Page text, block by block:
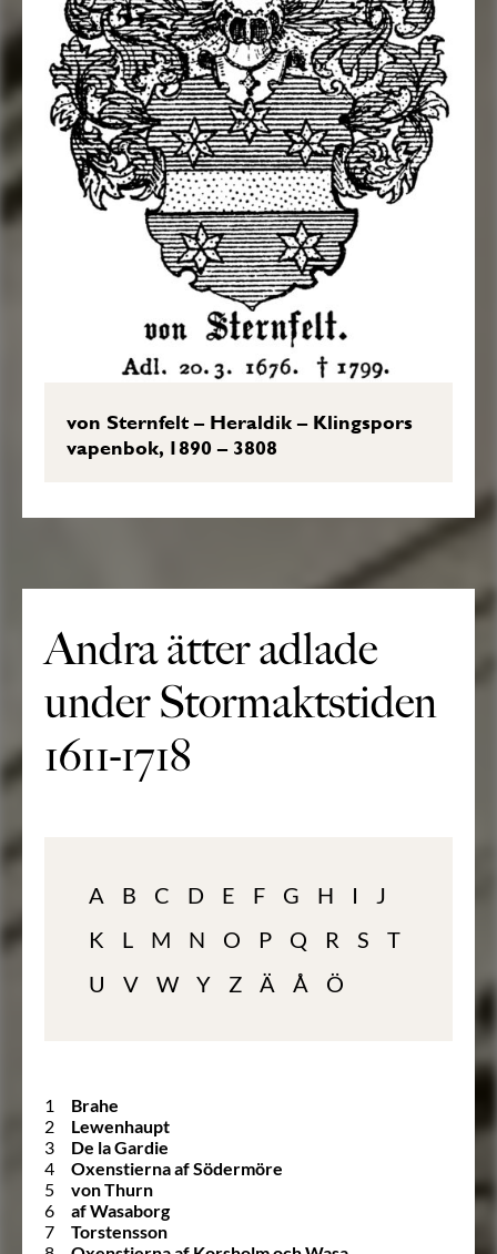
von Sternfelt – Heraldik – Klingspors
vapenbok, 1890 – 3808
Andra ätter adlade
under Stormaktstiden
1611-1718
A B C D E F G H I
J
K
L M N O P Q R S
T
U
V W Y Z Ä Å Ö
1
Brahe
2
Lewenhaupt
3
De la Gardie
4
Oxenstierna af Södermöre
5
von Thurn
6
af Wasaborg
7
Torstensson